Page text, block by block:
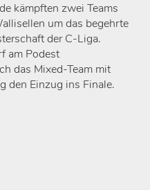
kämpften zwei Teams
um das begehrte
der C-Liga.
am Podest
das Mixed-Team mit
den Einzug ins Finale.